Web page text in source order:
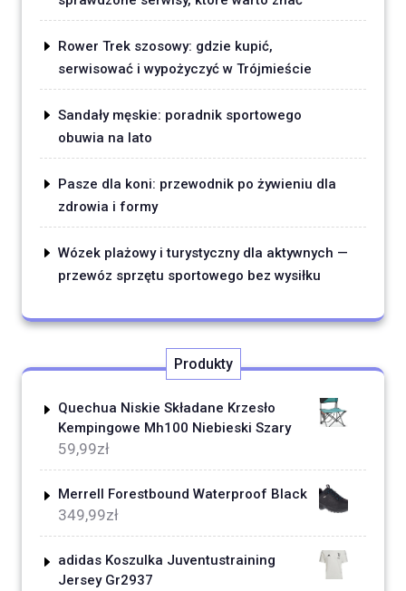
Rower Trek szosowy: gdzie kupić,
serwisować i wypożyczyć w Trójmieście
Sandały męskie: poradnik sportowego
obuwia na lato
Pasze dla koni: przewodnik po żywieniu dla
zdrowia i formy
Wózek plażowy i turystyczny dla aktywnych —
przewóz sprzętu sportowego bez wysiłku
Produkty
Quechua Niskie Składane Krzesło
Kempingowe Mh100 Niebieski Szary
59,99zł
Merrell Forestbound Waterproof Black
349,99zł
adidas Koszulka Juventustraining
Jersey Gr2937